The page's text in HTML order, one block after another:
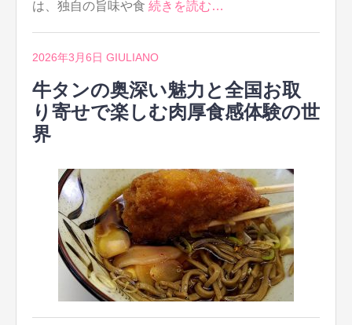
は、独自の旨味や食 続きを読む…
2026年3月6日 GIULIANO
牛タンの奥深い魅力と全国お取
り寄せで楽しむ肉厚食感体験の世
界